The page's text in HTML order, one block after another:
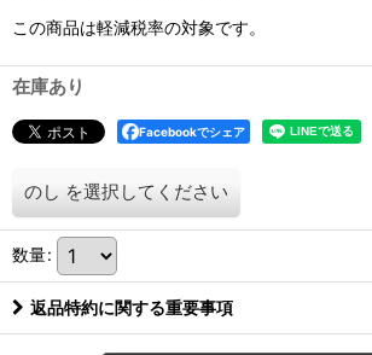
この商品は軽減税率の対象です。
在庫あり
Facebookでシェア
のし を選択してください
数量:
返品特約に関する重要事項